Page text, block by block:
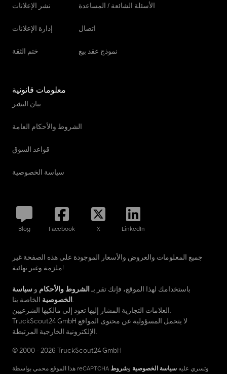
نشر الإعلانات
إدارة الإعلانات
ختم الثقة
الأسئلة الشائعة / المساعدة
اتصال
نموذج عقد بيع
معلومات قانونية
بيان النشر
الشروط والأحكام العامة
قواعد السوق
سياسة الخصوصية
Blog Facebook X LinkedIn
جميع المعلومات والعروض والأسعار الموجودة على هذه الصفحة غير
ملزمة وغير نهائية!
باستخدامك لهذا الموقع، فإنك تقر بـ الشروط والأحكام و سياسة
الخصوصيةالخاصة بنا.
العلامات التجارية المشار إليها تعود إلى مالكيها الشرعيين.
TruckScout24 GmbH لا يتحمل المسؤولية عن محتوى المواقع
الإلكترونية الخارجية المرتبطة.
© 2000 - 2026 TruckScout24 GmbH
هذا الموقع محمي بواسطة reCAPTCHA وتسري عليه سياسة الخصوصية وشروط